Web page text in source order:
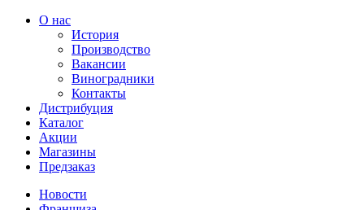
О нас
История
Производство
Вакансии
Виноградники
Контакты
Дистрибуция
Каталог
Акции
Магазины
Предзаказ
Новости